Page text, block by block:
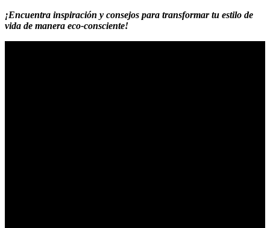
¡Encuentra inspiración y consejos para transformar tu estilo de
vida de manera eco-consciente!